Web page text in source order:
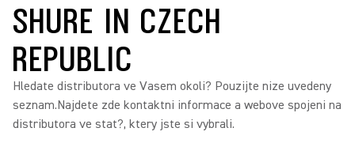
SHURE IN CZECH
REPUBLIC
Hledate distributora ve Vasem okoli? Pouzijte nize uvedeny
seznam.Najdete zde kontaktni informace a webove spojeni na
distributora ve stat?, ktery jste si vybrali.